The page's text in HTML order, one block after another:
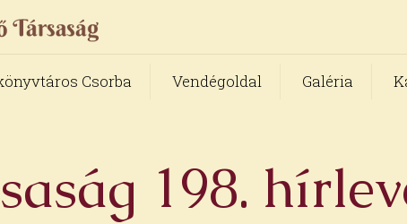
Csorba Vendégoldal Galéria
198.